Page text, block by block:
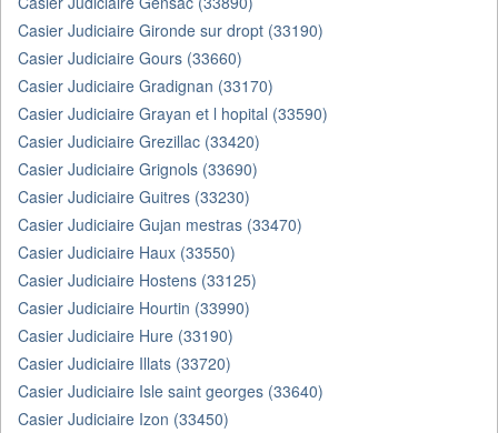
Casier Judiciaire Gironde sur dropt (33190)
Casier Judiciaire Gours (33660)
Casier Judiciaire Gradignan (33170)
Casier Judiciaire Grayan et l hopital (33590)
Casier Judiciaire Grezillac (33420)
Casier Judiciaire Grignols (33690)
Casier Judiciaire Guitres (33230)
Casier Judiciaire Gujan mestras (33470)
Casier Judiciaire Haux (33550)
Casier Judiciaire Hostens (33125)
Casier Judiciaire Hourtin (33990)
Casier Judiciaire Hure (33190)
Casier Judiciaire Illats (33720)
Casier Judiciaire Isle saint georges (33640)
Casier Judiciaire Izon (33450)